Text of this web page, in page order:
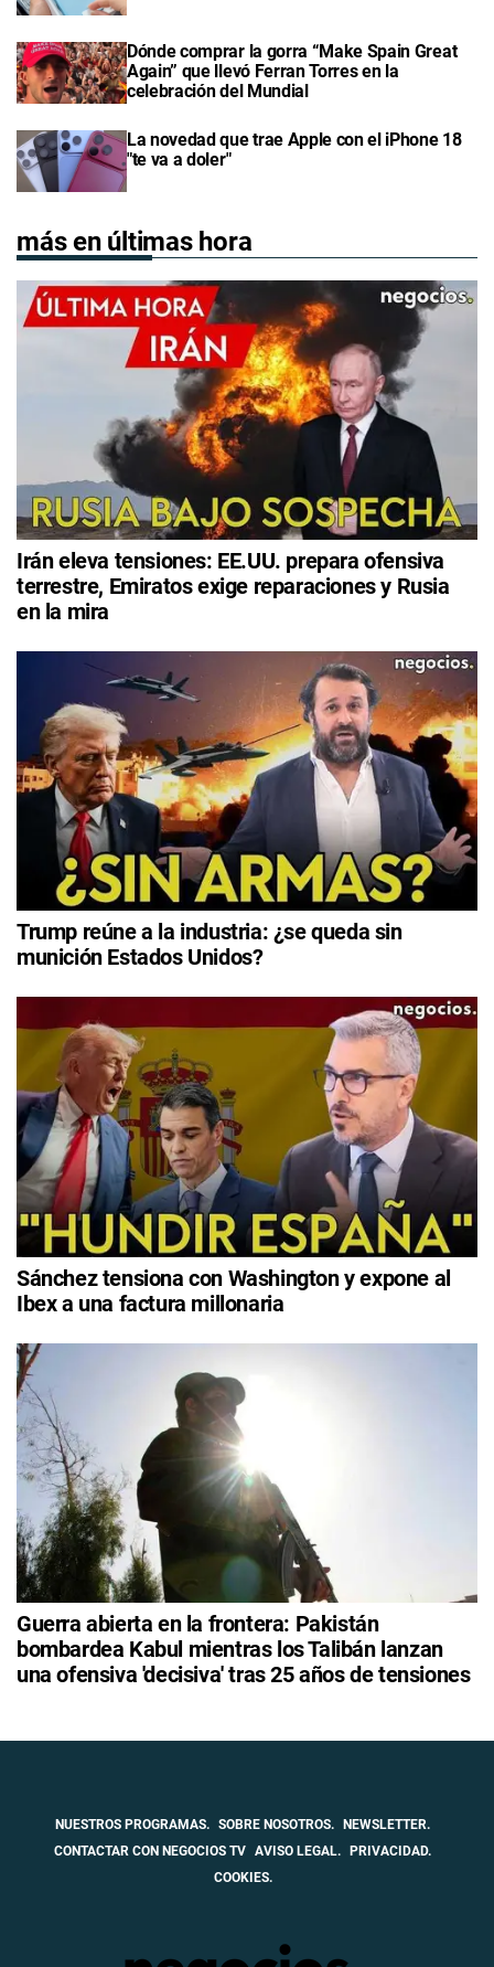
Dónde comprar la gorra “Make Spain Great
Again” que llevó Ferran Torres en la
celebración del Mundial
La novedad que trae Apple con el iPhone 18
"te va a doler"
más en últimas hora
Irán eleva tensiones: EE.UU. prepara ofensiva
terrestre, Emiratos exige reparaciones y Rusia
en la mira
Trump reúne a la industria: ¿se queda sin
munición Estados Unidos?
Sánchez tensiona con Washington y expone al
Ibex a una factura millonaria
Guerra abierta en la frontera: Pakistán
bombardea Kabul mientras los Talibán lanzan
una ofensiva 'decisiva' tras 25 años de tensiones
NUESTROS PROGRAMAS. SOBRE NOSOTROS. NEWSLETTER.
CONTACTAR CON NEGOCIOS TV AVISO LEGAL. PRIVACIDAD.
COOKIES.